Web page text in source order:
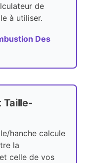
de
à utiliser.
Des
Taille-
hanche calcule
la
celle de vos